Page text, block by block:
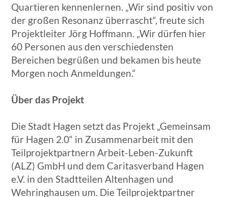
Quartieren kennenlernen. „Wir sind positiv von
der großen Resonanz überrascht“, freute sich
Projektleiter Jörg Hoffmann. „Wir dürfen hier
60 Personen aus den verschiedensten
Bereichen begrüßen und bekamen bis heute
Morgen noch Anmeldungen.“
Über das Projekt
Die Stadt Hagen setzt das Projekt „Gemeinsam
für Hagen 2.0“ in Zusammenarbeit mit den
Teilprojektpartnern Arbeit-Leben-Zukunft
(ALZ) GmbH und dem Caritasverband Hagen
e.V. in den Stadtteilen Altenhagen und
Wehringhausen um. Die Teilprojektpartner